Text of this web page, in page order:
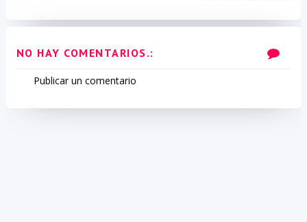
NO HAY COMENTARIOS.:
Publicar un comentario